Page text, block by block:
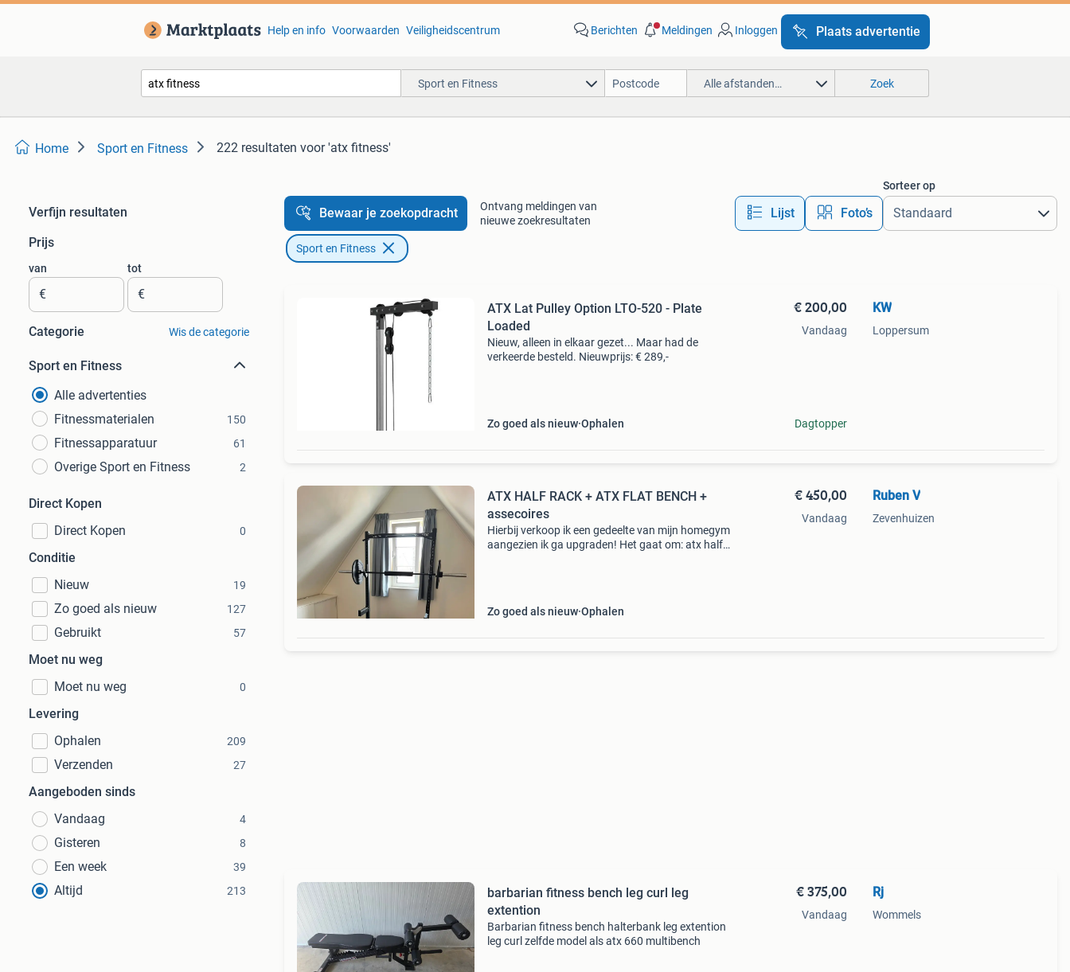
Help en info Voorwaarden Veiligheidscentrum Berichten Meldingen Inloggen Plaats advertentie
Sport en Fitness Alle afstanden… Zoek
Home Sport en Fitness 222 resultaten voor 'atx fitness'
Verfijn resultaten
Prijs
van
€
tot
€
Categorie Wis de categorie
Sport en Fitness
Alle advertenties
Fitnessmaterialen
150
Fitnessapparatuur 61
Overige Sport en Fitness 2
Direct Kopen
Direct Kopen
0
Conditie
Nieuw
19
Zo goed als nieuw 127
Gebruikt 57
Moet nu weg
Moet nu weg
0
Levering
Ophalen
209
Verzenden 27
Aangeboden sinds
Vandaag
4
Gisteren 8
Een week 39
Altijd 213
Bewaar je zoekopdracht
Ontvang meldingen van
nieuwe zoekresultaten
Lijst Foto’s
Sorteer op
Sport en Fitness
ATX Lat Pulley Option LTO-⁠520 -⁠ Plate
Loaded
Nieuw, alleen in elkaar gezet... Maar had de
verkeerde besteld. Nieuwprijs: € 289,-
Zo goed als nieuw Ophalen
€ 200,00
Vandaag
Dagtopper
KW
Loppersum
ATX HALF RACK + ATX FLAT BENCH +
assecoires
Hierbij verkoop ik een gedeelte van mijn homegym
aangezien ik ga upgraden! Het gaat om: atx half
Zo goed als nieuw Ophalen
€ 450,00
Vandaag
Ruben V
Zevenhuizen
barbarian fitness bench leg curl leg
extention
Barbarian fitness bench halterbank leg extention
leg curl zelfde model als atx 660 multibench
€ 375,00
Vandaag
Rj
Wommels